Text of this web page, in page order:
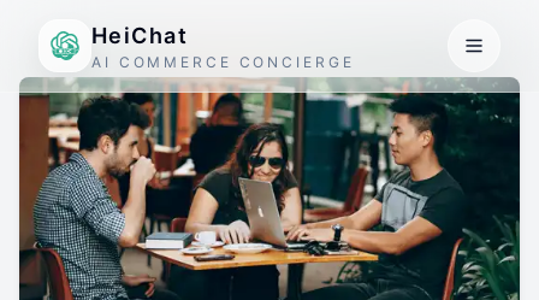
HeiChat
AI COMMERCE CONCIERGE